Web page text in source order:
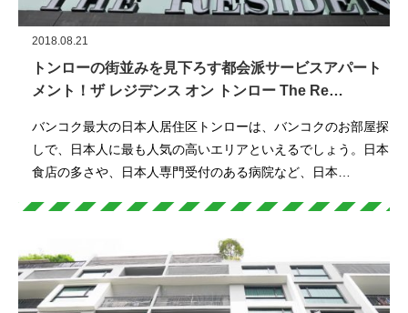
2018.08.21
トンローの街並みを見下ろす都会派サービスアパート
メント！ザ レジデンス オン トンロー The Re…
バンコク最大の日本人居住区トンローは、バンコクのお部屋探
しで、日本人に最も人気の高いエリアといえるでしょう。日本
食店の多さや、日本人専門受付のある病院など、日本…